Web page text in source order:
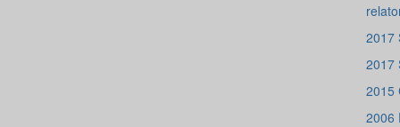
2017
2017
2015
2006